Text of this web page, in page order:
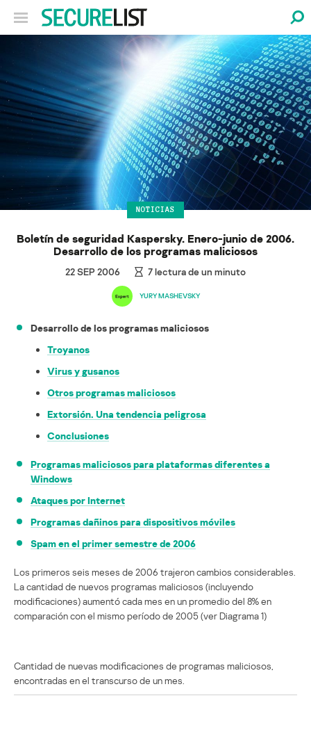
NOTICIAS
Boletín de seguridad Kaspersky. Enero-junio de 2006.
Desarrollo de los programas maliciosos
22 SEP 2006 7lectura de un minuto
YURY MASHEVSKY
Desarrollo de los programas maliciosos
Troyanos
Virus y gusanos
Otros programas maliciosos
Extorsión. Una tendencia peligrosa
Conclusiones
Programas maliciosos para plataformas diferentes a
Windows
Ataques por Internet
Programas dañinos para dispositivos móviles
Spam en el primer semestre de 2006
Los primeros seis meses de 2006 trajeron cambios considerables.
La cantidad de nuevos programas maliciosos (incluyendo
modificaciones) aumentó cada mes en un promedio del 8% en
comparación con el mismo período de 2005 (ver Diagrama 1)
Cantidad de nuevas modificaciones de programas maliciosos,
encontradas en el transcurso de un mes.